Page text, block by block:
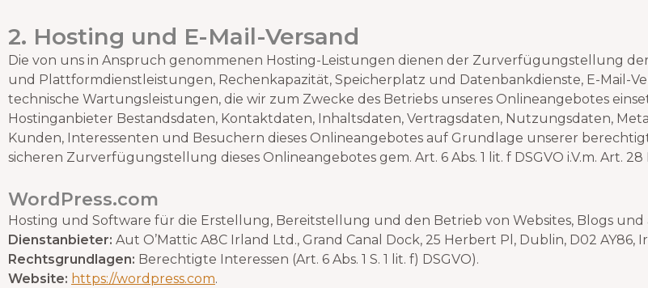
2. Hosting und E-Mail-Versand
Die von uns in Anspruch genommenen Hosting-Leistungen dienen der Zurverfügungstellung
und Plattformdienstleistungen, Rechenkapazität, Speicherplatz und Datenbankdienste, E-Mail-
technische Wartungsleistungen, die wir zum Zwecke des Betriebs unseres Onlineangebotes
Hostinganbieter Bestandsdaten, Kontaktdaten, Inhaltsdaten, Vertragsdaten, Nutzungsdaten,
Kunden, Interessenten und Besuchern dieses Onlineangebotes auf Grundlage unserer
sicheren Zurverfügungstellung dieses Onlineangebotes gem. Art. 6 Abs. 1 lit. f DSGVO i.V.m. Art. 28
WordPress.com
Hosting und Software für die Erstellung, Bereitstellung und den Betrieb von Websites, Blogs
Dienstanbieter: Aut O’Mattic A8C Irland Ltd., Grand Canal Dock, 25 Herbert Pl, Dublin, D02 AY86,
Rechtsgrundlagen: Berechtigte Interessen (Art. 6 Abs. 1 S. 1 lit. f) DSGVO).
Website: https://wordpress.com.